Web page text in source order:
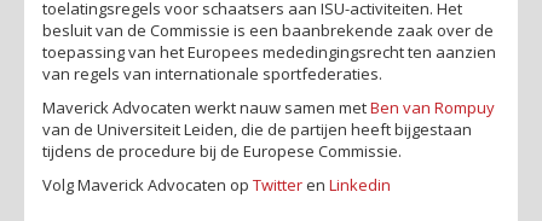
toelatingsregels voor schaatsers aan ISU-activiteiten. Het
besluit van de Commissie is een baanbrekende zaak over de
toepassing van het Europees mededingingsrecht ten aanzien
van regels van internationale sportfederaties.
Maverick Advocaten werkt nauw samen metBen van Rompuy
van de Universiteit Leiden, die de partijen heeft bijgestaan
tijdens de procedure bij de Europese Commissie.
Volg Maverick Advocaten op Twitteren Linkedin